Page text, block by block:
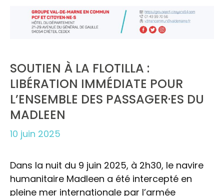
SOUTIEN À LA FLOTILLA :
LIBÉRATION IMMÉDIATE POUR
L’ENSEMBLE DES PASSAGER·ES DU
MADLEEN
10 juin 2025
Dans la nuit du 9 juin 2025, à 2h30, le navire
humanitaire Madleen a été intercepté en
pleine mer internationale par l’armée